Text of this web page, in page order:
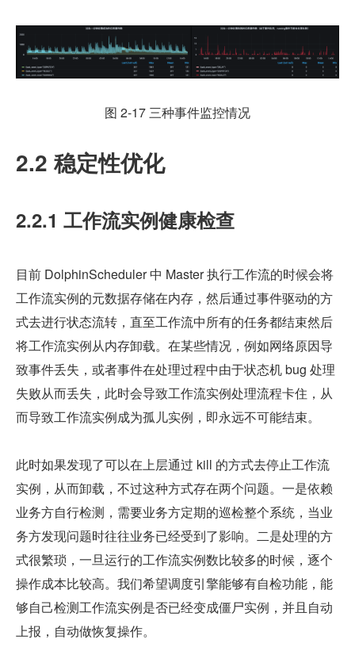
图 2-17 三种事件监控情况
2.2 稳定性优化
2.2.1 工作流实例健康检查
目前 DolphinScheduler 中 Master 执行工作流的时候会将
工作流实例的元数据存储在内存，然后通过事件驱动的方
式去进行状态流转，直至工作流中所有的任务都结束然后
将工作流实例从内存卸载。在某些情况，例如网络原因导
致事件丢失，或者事件在处理过程中由于状态机 bug 处理
失败从而丢失，此时会导致工作流实例处理流程卡住，从
而导致工作流实例成为孤儿实例，即永远不可能结束。
此时如果发现了可以在上层通过 kill 的方式去停止工作流
实例，从而卸载，不过这种方式存在两个问题。一是依赖
业务方自行检测，需要业务方定期的巡检整个系统，当业
务方发现问题时往往业务已经受到了影响。二是处理的方
式很繁琐，一旦运行的工作流实例数比较多的时候，逐个
操作成本比较高。我们希望调度引擎能够有自检功能，能
够自己检测工作流实例是否已经变成僵尸实例，并且自动
上报，自动做恢复操作。